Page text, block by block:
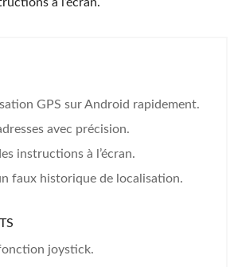
GPS sur Android rapidement.
avec précision.
instructions à l’écran.
faux historique de localisation.
joystick.